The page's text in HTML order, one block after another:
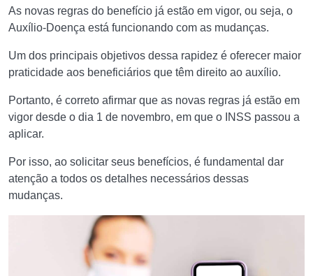
As novas regras do benefício já estão em vigor, ou seja, o
Auxílio-Doença está funcionando com as mudanças.
Um dos principais objetivos dessa rapidez é oferecer maior
praticidade aos beneficiários que têm direito ao auxílio.
Portanto, é correto afirmar que as novas regras já estão em
vigor desde o dia 1 de novembro, em que o INSS passou a
aplicar.
Por isso, ao solicitar seus benefícios, é fundamental dar
atenção a todos os detalhes necessários dessas
mudanças.